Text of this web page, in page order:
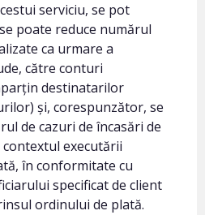
serviciu, se pot
poate reduce numărul
ca urmare a
către conturi
destinatarilor
și, corespunzător, se
de cazuri de încasări de
executării
în conformitate cu
specificat de client
ordinului de plată.